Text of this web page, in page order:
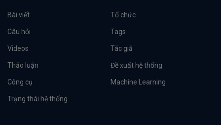
Bài viết Tổ chức
Câu hỏi Tags
Videos Tác giả
Thảo luận Đề xuất hệ thống
Công cụ Machine Learning
Trạng thái hệ thống